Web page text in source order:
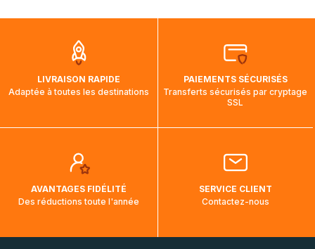
aura touché terre.
LIVRAISON RAPIDE
Adaptée à toutes les destinations
PAIEMENTS SÉCURISÉS
Transferts sécurisés par cryptage
SSL
AVANTAGES FIDÉLITÉ
Des réductions toute l'année
SERVICE CLIENT
Contactez-nous